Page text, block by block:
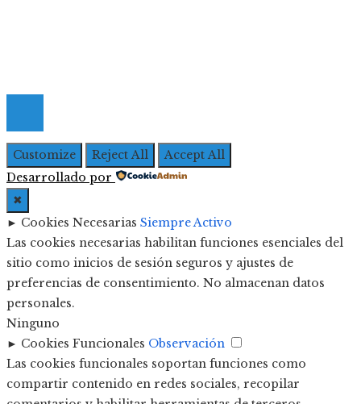
Customize Reject All
Accept All
Desarrollado por
✖
► Cookies Necesarias Siempre Activo
Las cookies necesarias habilitan funciones esenciales del
sitio como inicios de sesión seguros y ajustes de
preferencias de consentimiento. No almacenan datos
personales.
Ninguno
► Cookies Funcionales Observación
Las cookies funcionales soportan funciones como
compartir contenido en redes sociales, recopilar